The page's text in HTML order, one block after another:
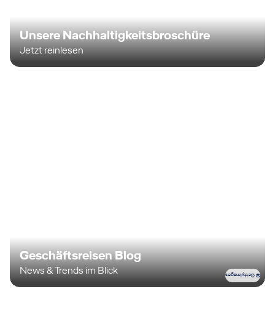
Unsere Nachhaltigkeitsbroschüre
Jetzt reinlesen
Geschäftsreisen Blog
News & Trends im Blick © GettyImages